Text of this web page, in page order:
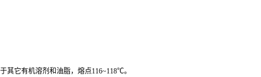
其它有机溶剂和油脂，熔点116~118℃。